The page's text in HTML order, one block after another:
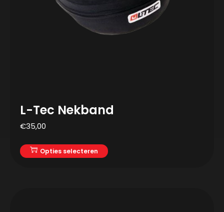
L-Tec Nekband
€35,00
Opties selecteren